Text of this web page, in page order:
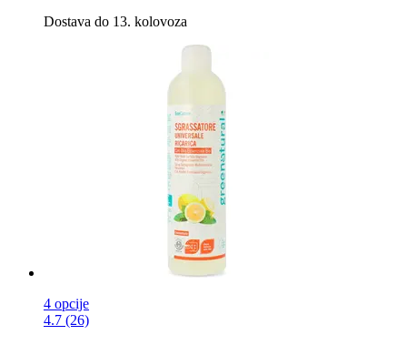
Dostava do 13. kolovoza
4 opcije
4.7 (26)